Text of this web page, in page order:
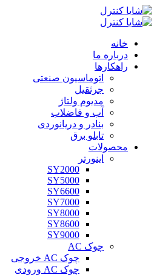
خانه
درباره ما
راهکارها
اتوماسیون صنعتی
جرثقیل
مدیوم ولتاژ
آب و فاضلاب
بنادر و دریانوردی
تابلو برق
محصولات
اینورتر
SY2000
SY5000
SY6600
SY7000
SY8000
SY8600
SY9000
چوک AC
چوک AC خروجی
چوک AC ورودی